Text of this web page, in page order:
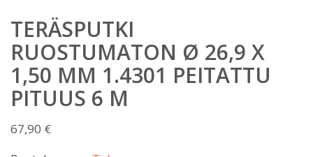
TERÄSPUTKI
RUOSTUMATON Ø 26,9 X
1,50 MM 1.4301 PEITATTU
PITUUS 6 M
67,90 €